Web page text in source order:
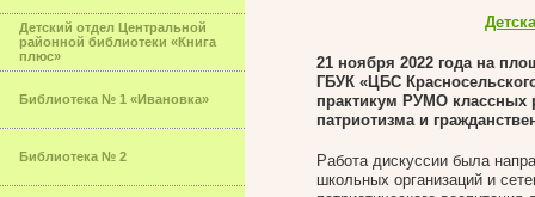
Детский отдел Центральной
районной библиотеки «Книга
плюс»
Библиотека № 1 «Ивановка»
Библиотека № 2
21 ноября 2022 года на
ГБУК «ЦБС
практикум РУМО классных
патриотизма и
Работа дискуссии была
школьных организаций и